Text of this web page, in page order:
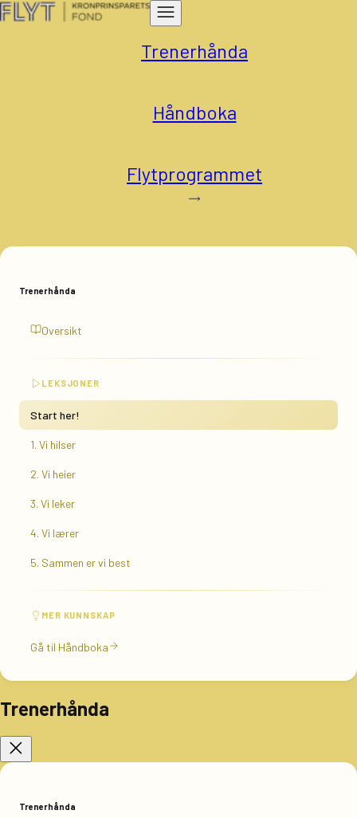
Trenerhånda
Håndboka
Flytprogrammet
Trenerhånda
Oversikt
LEKSJONER
Start her!
1. Vi hilser
2. Vi heier
3. Vi leker
4. Vi lærer
5. Sammen er vi best
MER KUNNSKAP
Gå til Håndboka
Trenerhånda
Trenerhånda